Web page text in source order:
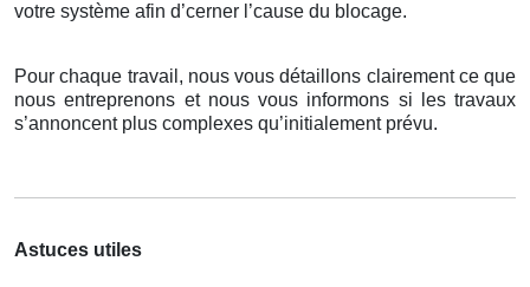
votre système afin d’cerner l’cause du blocage.
Pour chaque travail, nous vous détaillons clairement ce que
nous entreprenons et nous vous informons si les travaux
s’annoncent plus complexes qu’initialement prévu.
Astuces utiles